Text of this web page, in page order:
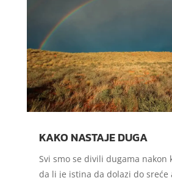
KAKO NASTAJE DUGA
Svi smo se divili dugama nakon
da li je istina da dolazi do sreće